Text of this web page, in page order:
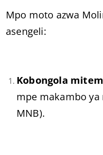
Mpo moto azwa
asengeli:
Kobongola
mpe makambo ya
MNB).